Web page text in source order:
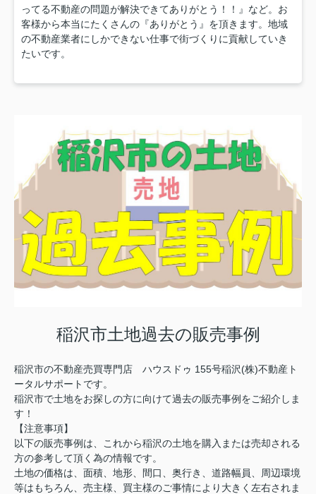
ってる不動産の問題が解決できてありがとう！！』など。お
客様から本当にたくさんの『ありがとう』を頂きます。地域
の不動産業者にしかできない仕事で街づくりに貢献していき
たいです。
稲沢市土地過去の販売事例
稲沢市の不動産売買専門店 ハウスドゥ 155号稲沢(株)不動産ト
ータルサポートです。
稲沢市で土地をお探しの方に向けて過去の販売事例をご紹介しま
す！
【注意事項】
以下の販売事例は、これから稲沢の土地を購入または売却される
方の参考して頂く為の情報です。
土地の価格は、面積、地形、間口、奥行き、道路幅員、周辺環境
等はもちろん、売主様、買主様のご事情により大きく左右されま